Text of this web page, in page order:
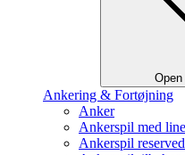
Ankering & Fortøjning
Anker
Ankerspil med
Ankerspil